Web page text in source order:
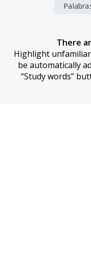
There
Highlight
be automatically
“Study words”